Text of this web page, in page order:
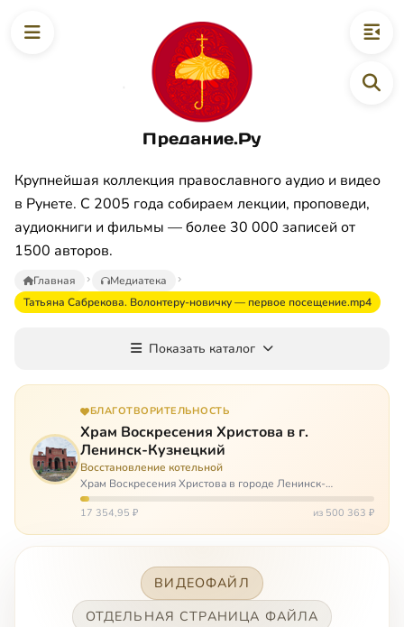
Предание.Ру
Крупнейшая коллекция православного аудио и видео
в Рунете. С 2005 года собираем лекции, проповеди,
аудиокниги и фильмы — более 30 000 записей от
1500 авторов.
Главная
Медиатека
Татьяна Сабрекова. Волонтеру-новичку — первое посещение.mp4
Показать каталог
БЛАГОТВОРИТЕЛЬНОСТЬ
Храм Воскресения Христова в г.
Ленинск-Кузнецкий
Восстановление котельной
Храм Воскресения Христова в городе Ленинск-
Кузнецкий в Кемеровской области – совсем новый, он
открылся всего 20 назад. И сейчас храм может вообще
17 354,95 ₽ из 500 363 ₽
ВИДЕОФАЙЛ
ОТДЕЛЬНАЯ СТРАНИЦА ФАЙЛА